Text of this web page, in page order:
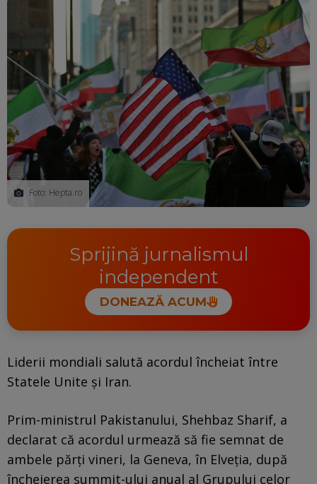
Foto: Hepta.ro
Sprijină jurnalismul
independent
DONEAZĂ ACUM
Liderii mondiali salută acordul încheiat între
Statele Unite și Iran.
Prim-ministrul Pakistanului, Shehbaz Sharif, a
declarat că acordul urmează să fie semnat de
ambele părți vineri, la Geneva, în Elveția, după
încheierea summit-ului anual al Grupului celor